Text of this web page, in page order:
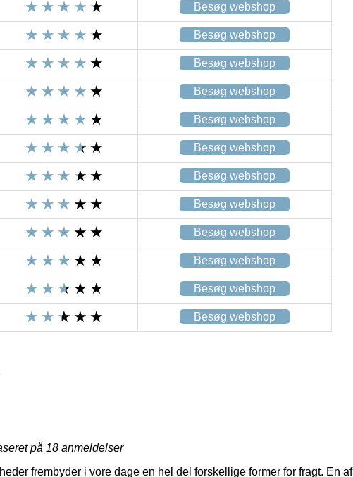
Besøg webshop
Besøg webshop
Besøg webshop
Besøg webshop
Besøg webshop
Besøg webshop
Besøg webshop
Besøg webshop
Besøg webshop
Besøg webshop
Besøg webshop
Besøg webshop
på 18 anmeldelser
frembyder i vore dage en hel del forskellige former for fragt. En af